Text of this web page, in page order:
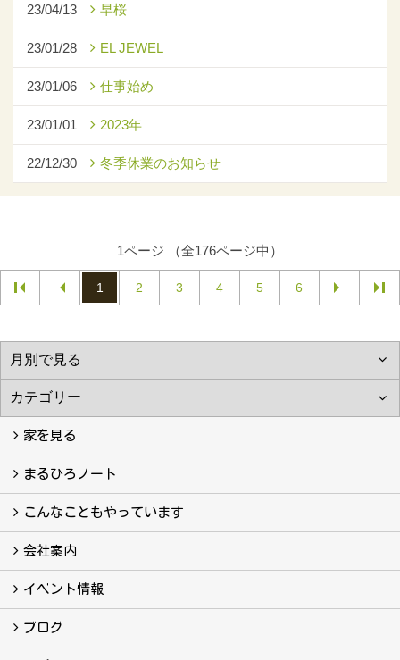
23/04/13 早桜
23/01/28 EL JEWEL
23/01/06 仕事始め
23/01/01 2023年
22/12/30 冬季休業のお知らせ
1ページ （全176ページ中）
1 2 3 4 5 6
家を見る
フォトギャラリー
現場レポート
完工事例
お客様の声
まるひろノート
真っ直ぐの家づくり
自慢の大工たち
こだわりの自然素材
快適な家のエッセンス
注文住宅ができるまで
こんなこともやっています
こんなこともやっています
会社案内
会社案内
まるひろの人
スタッフ紹介
プライバシーポリシー
イベント情報
イベント予告
イベント報告
ブログ